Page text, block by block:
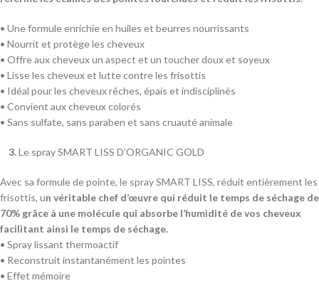
• Une formule enrichie en huiles et beurres nourrissants
• Nourrit et protège les cheveux
• Offre aux cheveux un aspect et un toucher doux et soyeux
• Lisse les cheveux et lutte contre les frisottis
• Idéal pour les cheveux rêches, épais et indisciplinés
• Convient aux cheveux colorés
• Sans sulfate, sans paraben et sans cruauté animale
3.Le spray SMART LISS D’ORGANIC GOLD
Avec sa formule de pointe, le spray SMART LISS, réduit entièrement les
frisottis, un véritable chef d’œuvre qui réduit le temps de séchage de
70% grâce à une molécule qui absorbe l’humidité de vos cheveux
facilitant ainsi le temps de séchage.
• Spray lissant thermoactif
• Reconstruit instantanément les pointes
• Effet mémoire